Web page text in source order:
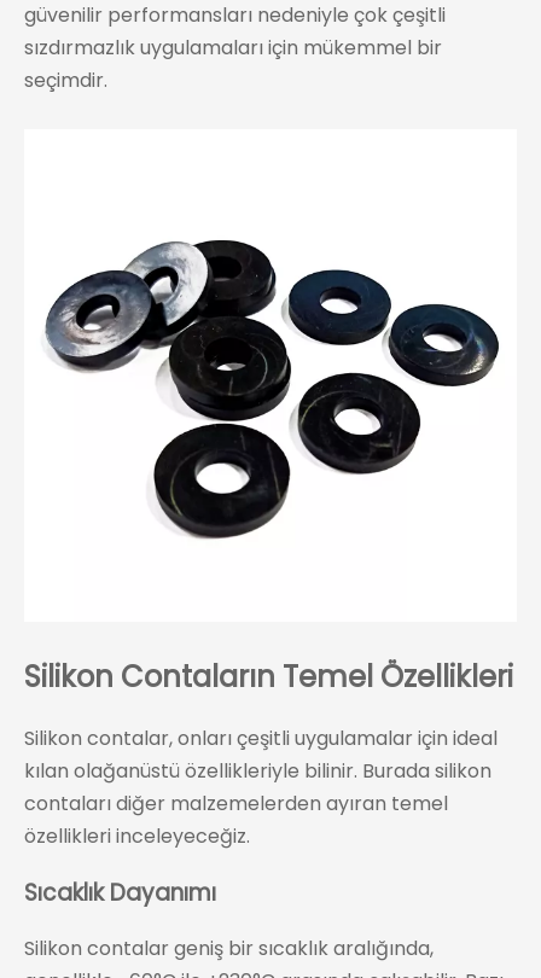
güvenilir performansları nedeniyle çok çeşitli
sızdırmazlık uygulamaları için mükemmel bir
seçimdir.
Silikon Contaların Temel Özellikleri
Silikon contalar, onları çeşitli uygulamalar için ideal
kılan olağanüstü özellikleriyle bilinir. Burada silikon
contaları diğer malzemelerden ayıran temel
özellikleri inceleyeceğiz.
Sıcaklık Dayanımı
Silikon contalar geniş bir sıcaklık aralığında,